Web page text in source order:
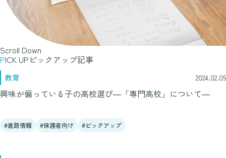
Scroll Down
PICK UP ピックアップ記事
教育 2024.02.05
興味が偏っている子の高校選び―「専門高校」について―
進路情報 保護者向け ピックアップ